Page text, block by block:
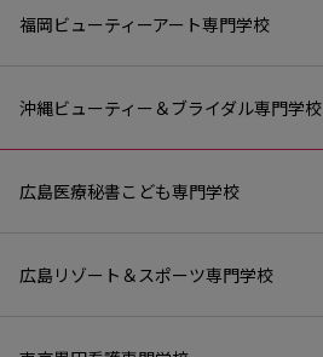
福岡ビューティーアート専門学校
沖縄ビューティー＆ブライダル専門学校
広島医療秘書こども専門学校
広島リゾート＆スポーツ専門学校